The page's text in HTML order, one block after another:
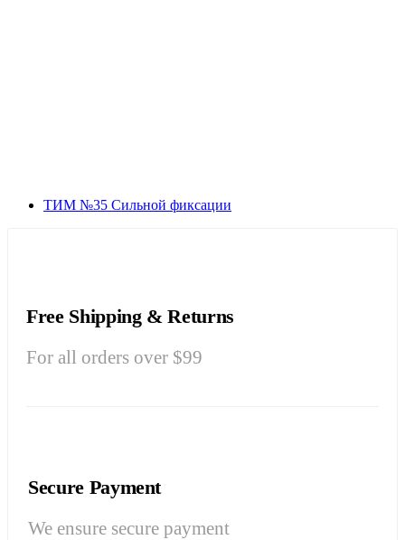
ТИМ №35 Сильной фиксации
Free Shipping & Returns
For all orders over $99
Secure Payment
We ensure secure payment